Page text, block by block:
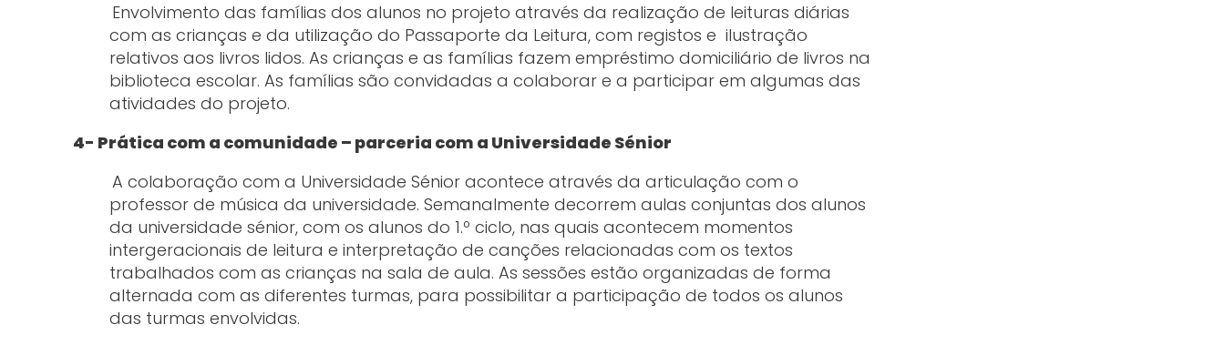
Envolvimento das famílias dos alunos no projeto através da realização de leituras diárias
com as crianças e da utilização do Passaporte da Leitura, com registos e ilustração
relativos aos livros lidos. As crianças e as famílias fazem empréstimo domiciliário de livros na
biblioteca escolar. As famílias são convidadas a colaborar e a participar em algumas das
atividades do projeto.
4- Prática com a comunidade – parceria com a Universidade Sénior
A colaboração com a Universidade Sénior acontece através da articulação com o
professor de música da universidade. Semanalmente decorrem aulas conjuntas dos alunos
da universidade sénior, com os alunos do 1.º ciclo, nas quais acontecem momentos
intergeracionais de leitura e interpretação de canções relacionadas com os textos
trabalhados com as crianças na sala de aula. As sessões estão organizadas de forma
alternada com as diferentes turmas, para possibilitar a participação de todos os alunos
das turmas envolvidas.